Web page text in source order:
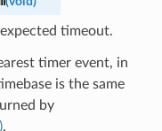
timeout.
timer event, in
is the same
by
.